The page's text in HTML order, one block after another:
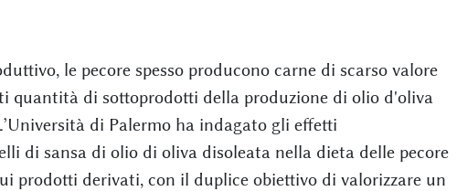
le pecore spesso producono carne di scarso valore
quantità di sottoprodotti della produzione di olio d'oliva
di Palermo ha indagato gli effetti
di sansa di olio di oliva disoleata nella dieta delle pecore
prodotti derivati, con il duplice obiettivo di valorizzare un